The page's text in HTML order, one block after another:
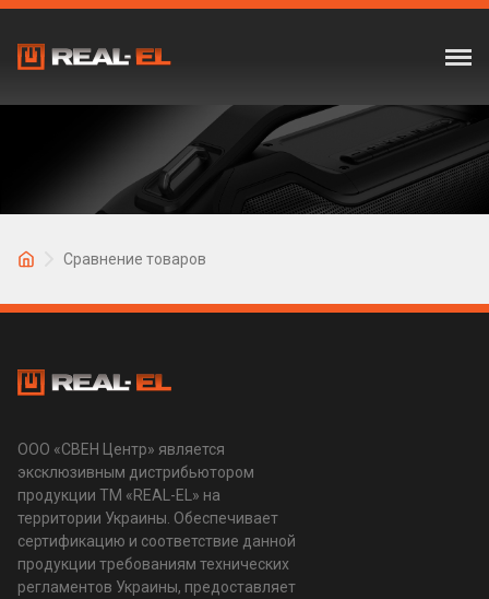
Сравнение товаров
ООО «СВЕН Центр» является
эксклюзивным дистрибьютором
продукции ТМ «REAL-EL» на
территории Украины. Обеспечивает
сертификацию и соответствие данной
продукции требованиям технических
регламентов Украины, предоставляет